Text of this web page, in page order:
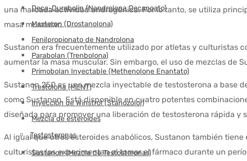
Deca-Durabolin (Nandrolona Decanoato)
Masteron (Drostanolona)
Fenilpropionato de Nandrolona
Parabolan (Trenbolona)
Primobolan Inyectable (Methenolone Enantato)
Trestolona (MENT)
Inyección de Winstrol (Stanozolol)
Mezcla de esteroides
Testosteronas
Sustanon (Mezcla de Testosteronas)
una marcada actividad androgénica. Por lo tanto, se utiliza
masa muscular.
Sustanon era frecuentemente utilizado por atletas y culturistas
aumentar la masa muscular. Sin embargo, el uso de mezclas
Sustanon 250 es una mezcla inyectable de testosterona a base
como Sustanon. Está disponible en cuatro potentes
diseñada para promover una liberación de testosterona rápida y
Al igual que otros esteroides anabólicos, Sustanon también
culturistas los experimentan al tomar el fármaco durante un